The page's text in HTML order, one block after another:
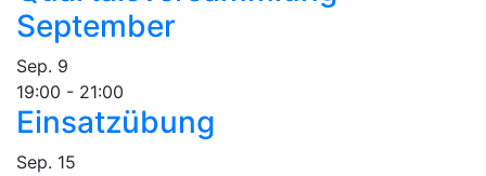
September
Sep. 9
19:00 - 21:00
Einsatzübung
Sep. 15